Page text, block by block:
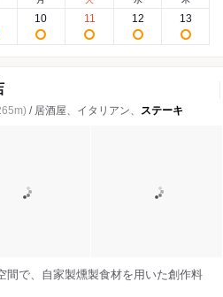
10 11 12 13
/ 居酒屋、イタリアン、 ステーキ
間で、自家製燻製食材を用いた創作料